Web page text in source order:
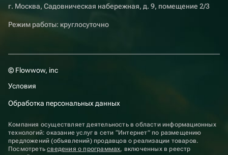
г. Москва, Садовническая набережная, д. 9, помещение 2/3
Режим работы: круглосуточно
© Flowwow, inc
Условия
Обработка персональных данных
Компания осуществляет деятельность в области информационных
технологий: оказание услуг в сети “Интернет” по размещению
предложений (объявлений) продавцов о реализации товаров.
Посмотретьсведения о программах, включенных в реестр